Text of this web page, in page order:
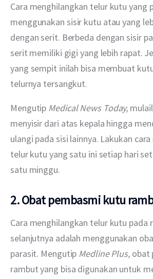
Cara menghilangkan telur kutu yang
menggunakan sisir kutu atau yang
dengan serit. Berbeda dengan sisir
serit memiliki gigi yang lebih rapat.
yang sempit inilah bisa membuat
telurnya tersangkut.
Mengutip Medical News Today,
menyisir dari atas kepala hingga
ulangi pada sisi lainnya. Lakukan
telur kutu yang satu ini setiap hari
satu minggu.
2. Obat pembasmi kutu
Cara menghilangkan telur kutu pada
selanjutnya adalah menggunakan
parasit. Mengutip Medline Plus, obat
rambut yang bisa digunakan untuk